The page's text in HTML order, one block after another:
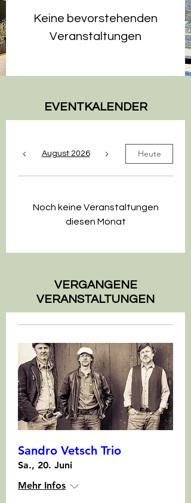
Keine bevorstehenden
Veranstaltungen
EVENTKALENDER
August 2026 Heute
Noch keine Veranstaltungen
diesen Monat
VERGANGENE
VERANSTALTUNGEN
Sandro Vetsch Trio
Sa., 20. Juni
Mehr Infos